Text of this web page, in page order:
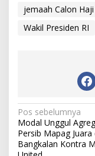
jemaah Calon Haji
Wakil Presiden RI
N
a
v
Pos sebelumnya
Modal Unggul
Persib Mapag Juara
Bangkalan Kontra